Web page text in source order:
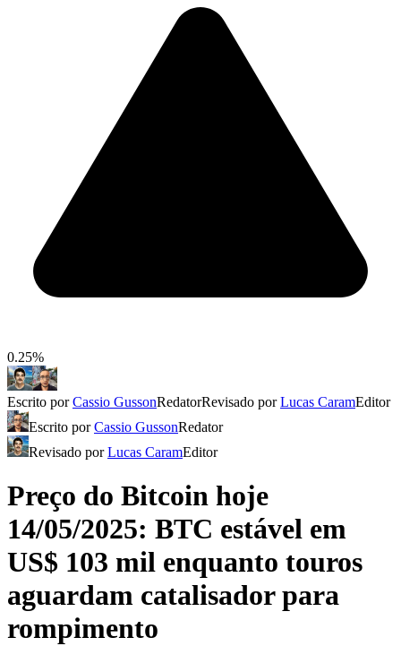
0.25%
Escrito porCassio GussonRedatorRevisado porLucas CaramEditor
Escrito porCassio GussonRedator
Revisado porLucas CaramEditor
Preço do Bitcoin hoje
14/05/2025: BTC estável em
US$ 103 mil enquanto touros
aguardam catalisador para
rompimento